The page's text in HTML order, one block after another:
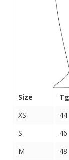
Size Tg
XS
44
S
46
M
48